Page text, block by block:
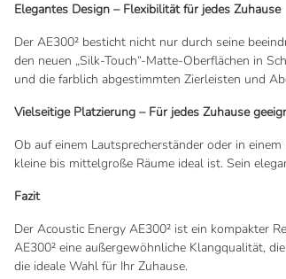
Elegantes Design – Flexibilität für jedes Zuhause
Der AE300² besticht nicht nur durch seine
den neuen „Silk-Touch“-Matte-Oberflächen in
und die farblich abgestimmten Zierleisten und
Vielseitige Platzierung – Für jedes Zuhause
Ob auf einem Lautsprecherständer oder in
kleine bis mittelgroße Räume ideal ist. Sein
Fazit
Der Acoustic Energy AE300² ist ein kompakter
AE300² eine außergewöhnliche Klangqualität,
die ideale Wahl für Ihr Zuhause.